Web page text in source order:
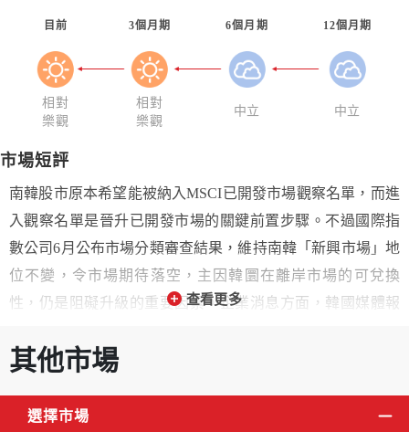
目前
相對
樂觀
3個月期
相對
樂觀
6個月期
中立
12個月期
中立
市場短評
南韓股市原本希望能被納入MSCI已開發市場觀察名單，而進
入觀察名單是晉升已開發市場的關鍵前置步驟。不過國際指
數公司6月公布市場分類審查結果，維持南韓「新興市場」地
位不變，令市場期待落空，主因韓圜在離岸市場的可兌換
性，仍是阻礙升級的重要因素。企業消息方面，韓國媒體報
憶體(HBM)龍頭不但沒有全力衝刺下一代HBM4量產，反而刻
短缺帶動DRAM利潤飆升之際，搶下更多營收。此外，根據
查看更多
其他市場
選擇市場